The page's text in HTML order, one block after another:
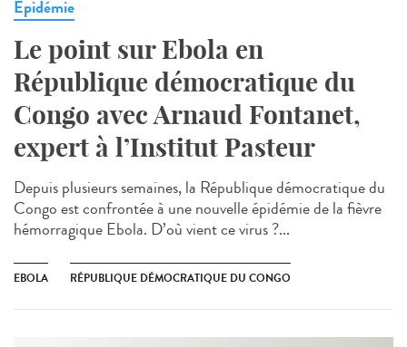
Epidémie
Le point sur Ebola en
République démocratique du
Congo avec Arnaud Fontanet,
expert à l’Institut Pasteur
Depuis plusieurs semaines, la République démocratique du
Congo est confrontée à une nouvelle épidémie de la fièvre
hémorragique Ebola. D’où vient ce virus ?...
EBOLA RÉPUBLIQUE DÉMOCRATIQUE DU CONGO